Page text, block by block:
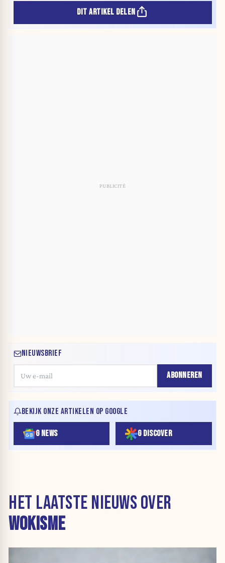
DIT ARTIKEL DELEN
NIEUWSBRIEF
ABONNEREN
BEKIJK ONZE ARTIKELEN OP GOOGLE
G NEWS G DISCOVER
HET LAATSTE NIEUWS OVER
WOKISME